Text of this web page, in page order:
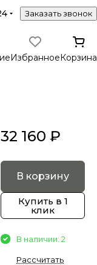
Заказать звонок
ИзбранноеКорзина
32 160 ₽
В корзину
Купить в 1
клик
В наличии: 2
Рассчитать